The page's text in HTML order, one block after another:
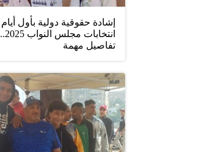
إشادة حقوقية دولية بأول أيام
انتخابات مجلس النواب 2025..
تفاصيل مهمة